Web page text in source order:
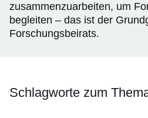
zusammenzuarbeiten, um
begleiten – das ist der
Forschungsbeirats.
Schlagworte zum